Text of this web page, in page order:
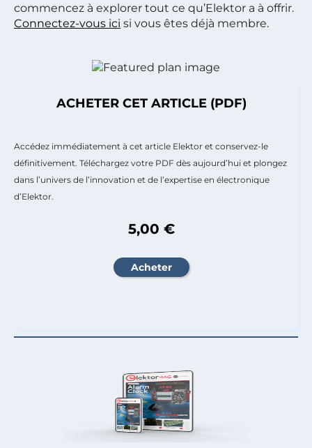
commencez à explorer tout ce qu’Elektor a à offrir.
Connectez-vous ici si vous êtes déjà membre.
ACHETER CET ARTICLE (PDF)
Accédez immédiatement à cet article Elektor et conservez-le
définitivement. Téléchargez votre PDF dès aujourd’hui et plongez
dans l’univers de l’innovation et de l’expertise en électronique
d’Elektor.
5,00 €